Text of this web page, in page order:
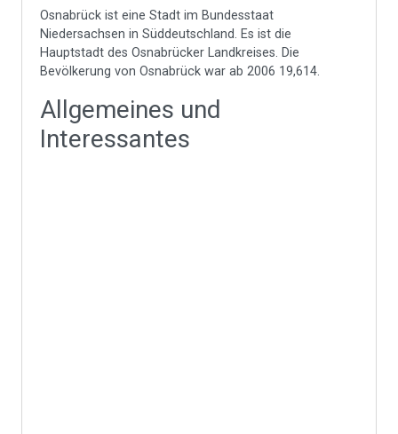
Osnabrück ist eine Stadt im Bundesstaat
Niedersachsen in Süddeutschland. Es ist die
Hauptstadt des Osnabrücker Landkreises. Die
Bevölkerung von Osnabrück war ab 2006 19,614.
Allgemeines und
Interessantes